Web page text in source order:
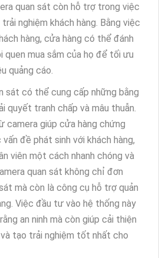
quan sát còn hỗ trợ trong việc
nghiệm khách hàng. Bằng việc
hàng, cửa hàng có thể đánh
mua sắm của họ để tối ưu
quảng cáo.
sát có thể cung cấp những bằng
quyết tranh chấp và mâu thuẫn.
camera giúp cửa hàng chứng
đề phát sinh với khách hàng,
viên một cách nhanh chóng và
quan sát không chỉ đơn
mà còn là công cụ hỗ trợ quản
Việc đầu tư vào hệ thống này
an ninh mà còn giúp cải thiện
tạo trải nghiệm tốt nhất cho